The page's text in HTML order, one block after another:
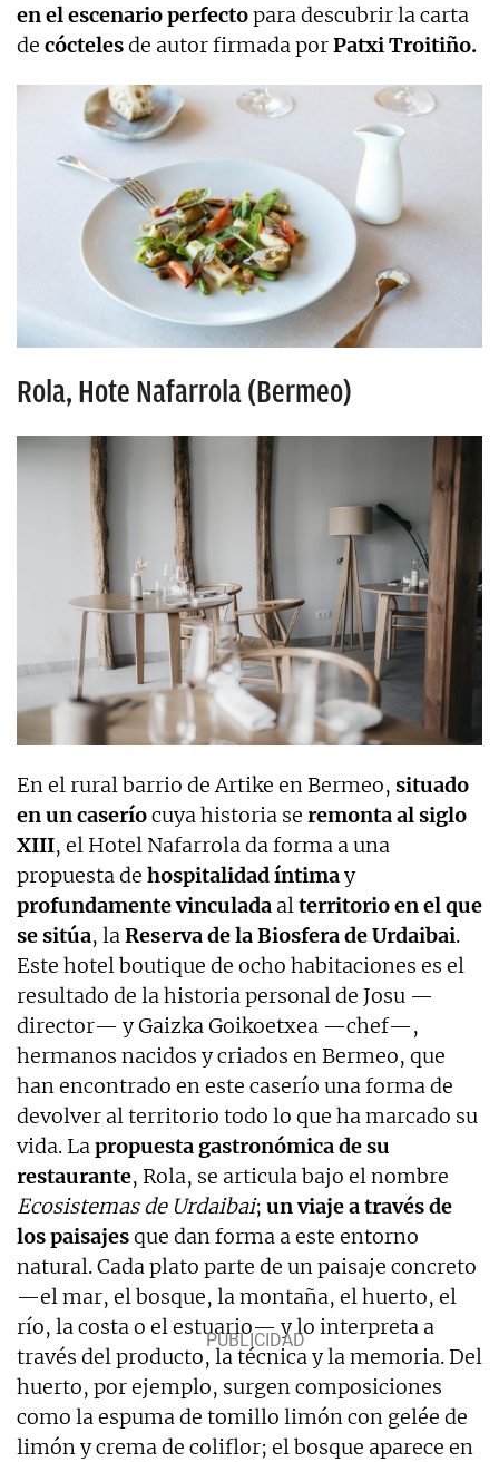
en el escenarioperfectopara descubrir la carta
de cóctelesde autor firmada porPatxi Troitiño.
Rola, Hote Nafarrola (Bermeo)
En el rural barrio de Artike en Bermeo, situado
en un caseríocuya historia se remonta al siglo
XIII, el Hotel Nafarrola da forma a una
propuesta de hospitalidad íntimay
profundamente vinculada alterritorio en el que
se sitúa, laReserva de la Biosfera de Urdaibai.
Este hotel boutique de ocho habitaciones es el
resultado de la historia personal de Josu —
director— y Gaizka Goikoetxea —chef—,
hermanos nacidos y criados en Bermeo, que
han encontrado en este caserío una forma de
devolver al territorio todo lo que ha marcado su
vida. Lapropuesta gastronómica de su
restaurante, Rola, se articula bajo el nombre
Ecosistemas de Urdaibai; un viaje a través de
los paisajesque dan forma a este entorno
natural. Cada plato parte de un paisaje concreto
—el mar, el bosque, la montaña, el huerto, el
río, la costa o el estuario— y lo interpreta a
través del producto, la técnica y la memoria. Del
huerto, por ejemplo, surgen composiciones
como la espuma de tomillo limón con gelée de
limón y crema de coliflor; el bosque aparece en